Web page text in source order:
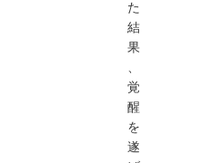
た
結
果
、
覚
醒
を
遂